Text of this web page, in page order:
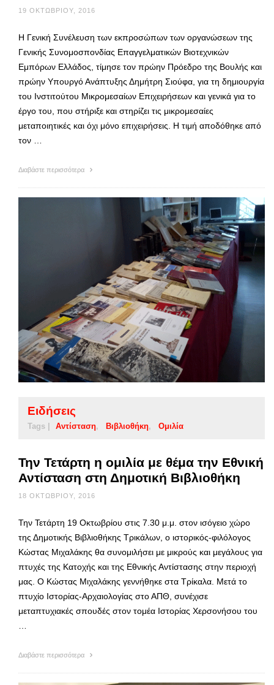
19 ΟΚΤΩΒΡΊΟΥ, 2016
Η Γενική Συνέλευση των εκπροσώπων των οργανώσεων της
Γενικής Συνομοσπονδίας Επαγγελματικών Βιοτεχνικών
Εμπόρων Ελλάδος, τίμησε τον πρώην Πρόεδρο της Βουλής και
πρώην Υπουργό Ανάπτυξης Δημήτρη Σιούφα, για τη δημιουργία
του Ινστιτούτου Μικρομεσαίων Επιχειρήσεων και γενικά για το
έργο του, που στήριξε και στηρίζει τις μικρομεσαίες
μεταποιητικές και όχι μόνο επιχειρήσεις. Η τιμή αποδόθηκε από
τον …
Διαβάστε περισσότερα
Ειδήσεις
Tags | Αντίσταση Βιβλιοθήκη Ομιλία
Την Τετάρτη η ομιλία με θέμα την Εθνική
Αντίσταση στη Δημοτική Βιβλιοθήκη
18 ΟΚΤΩΒΡΊΟΥ, 2016
Την Τετάρτη 19 Οκτωβρίου στις 7.30 μ.μ. στον ισόγειο χώρο
της Δημοτικής Βιβλιοθήκης Τρικάλων, ο ιστορικός-φιλόλογος
Κώστας Μιχαλάκης θα συνομιλήσει με μικρούς και μεγάλους για
πτυχές της Κατοχής και της Εθνικής Αντίστασης στην περιοχή
μας. Ο Κώστας Μιχαλάκης γεννήθηκε στα Τρίκαλα. Μετά το
πτυχίο Ιστορίας-Αρχαιολογίας στο ΑΠΘ, συνέχισε
μεταπτυχιακές σπουδές στον τομέα Ιστορίας Χερσονήσου του
…
Διαβάστε περισσότερα